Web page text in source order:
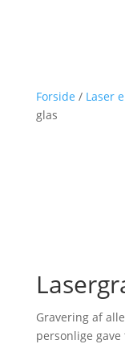
Forside / Laser
glas
Gravering af
personlige